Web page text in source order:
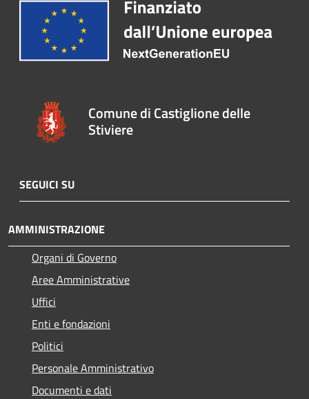
Comune di Castiglione delle
Stiviere
SEGUICI SU
AMMINISTRAZIONE
Organi di Governo
Aree Amministrative
Uffici
Enti e fondazioni
Politici
Personale Amministrativo
Documenti e dati